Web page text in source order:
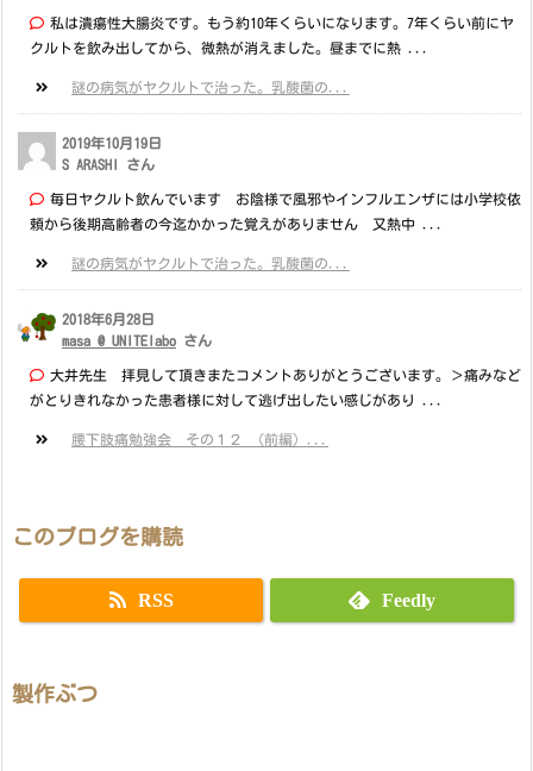
私は潰瘍性大腸炎です。もう約10年くらいになります。7年くらい前にヤ
クルトを飲み出してから、微熱が消えました。昼までに熱 ...
謎の病気がヤクルトで治った。乳酸菌の...
2019年10月19日
S ARASHI さん
毎日ヤクルト飲んでいます お陰様で風邪やインフルエンザには小学校依
頼から後期高齢者の今迄かかった覚えがありません 又熱中 ...
謎の病気がヤクルトで治った。乳酸菌の...
2018年6月28日
masa @ UNITElabo さん
大井先生 拝見して頂きまたコメントありがとうございます。＞痛みなど
がとりきれなかった患者様に対して逃げ出したい感じがあり ...
腰下肢痛勉強会 その１２ （前編）...
このブログを購読
RSS Feedly
製作ぶつ